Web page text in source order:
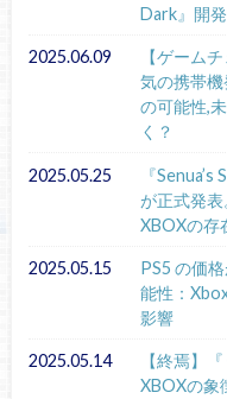
Dark』開
2025.06.09
【ゲーム
気の携帯
の可能性,
く？
2025.05.25
『
が正式発表
XBOXの存
2025.05.15
PS5 の価
能性：
影響
2025.05.14
【終焉】
XBOXの象